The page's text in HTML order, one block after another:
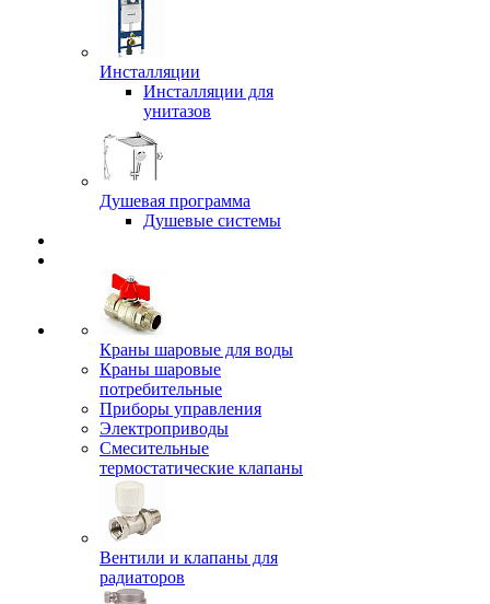
Инсталляции
Инсталляции для
унитазов
Душевая программа
Душевые системы
Краны шаровые для воды
Краны шаровые
потребительные
Приборы управления
Электроприводы
Смесительные
термостатические клапаны
Вентили и клапаны для
радиаторов